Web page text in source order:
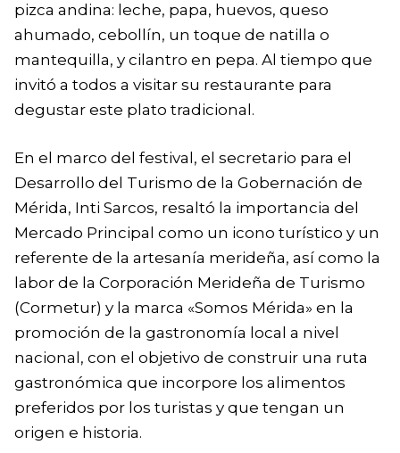
pizca andina: leche, papa, huevos, queso
ahumado, cebollín, un toque de natilla o
mantequilla, y cilantro en pepa. Al tiempo que
invitó a todos a visitar su restaurante para
degustar este plato tradicional.
En el marco del festival, el secretario para el
Desarrollo del Turismo de la Gobernación de
Mérida, Inti Sarcos, resaltó la importancia del
Mercado Principal como un icono turístico y un
referente de la artesanía merideña, así como la
labor de la Corporación Merideña de Turismo
(Cormetur) y la marca «Somos Mérida» en la
promoción de la gastronomía local a nivel
nacional, con el objetivo de construir una ruta
gastronómica que incorpore los alimentos
preferidos por los turistas y que tengan un
origen e historia.